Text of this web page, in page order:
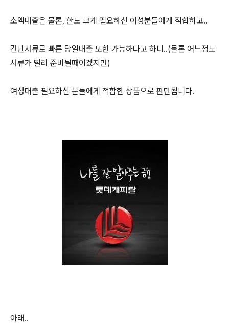
소액대출은 물론, 한도 크게 필요하신 여성분들에게 적합하고..
간단서류로 빠른 당일대출 또한 가능하다고 하니..(물론 어느정도
서류가 빨리 준비될때이겠지만)
여성대출 필요하신 분들에게 적합한 상품으로 판단됩니다.
아래..